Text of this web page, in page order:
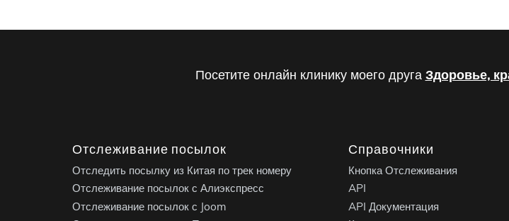
Посетите онлайн клинику моего друга Здоровье,
Отслеживание посылок
Отследить посылку из Китая по трек номеру
Отслеживание посылок с Алиэкспресс
Отслеживание посылок с Joom
Справочники
Кнопка Отслеживания
API
API Документация